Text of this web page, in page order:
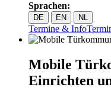
Sprachen:
DE EN NL
Termine & Info
Mobile
Einrichten